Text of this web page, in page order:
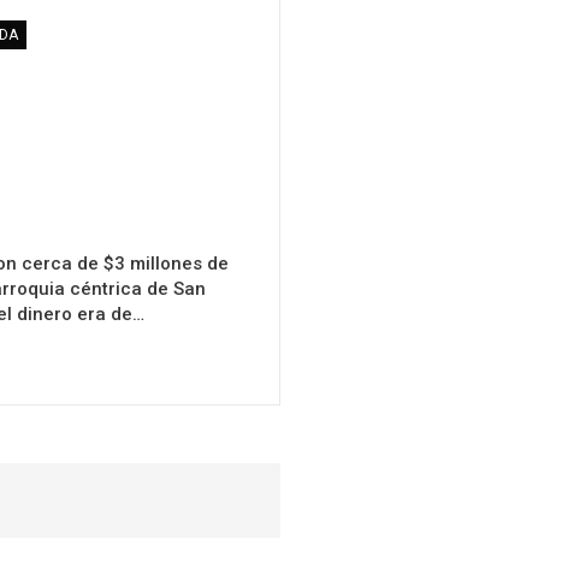
cerca de $3 millones de
céntrica de San
dinero era de…